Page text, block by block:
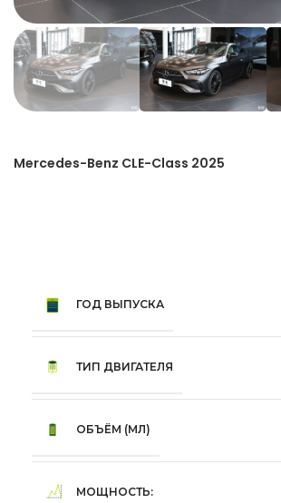
Mercedes-Benz CLE-Class 2025
ГОД ВЫПУСКА
ТИП ДВИГАТЕЛЯ
ОБЪЁМ (МЛ)
МОЩНОСТЬ: